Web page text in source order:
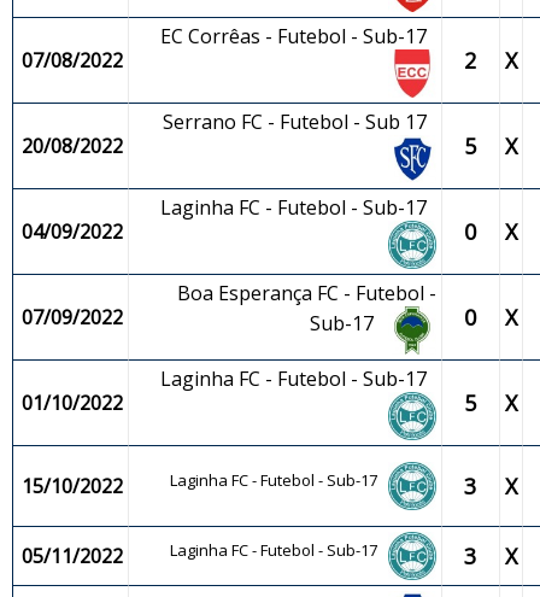
07/08/2022
EC Corrêas - Futebol - Sub-17
2 X
20/08/2022
Serrano FC - Futebol - Sub 17
5 X
04/09/2022
Laginha FC - Futebol - Sub-17
0 X
07/09/2022
Boa Esperança FC - Futebol -
Sub-17
0 X
01/10/2022
Laginha FC - Futebol - Sub-17
5 X
15/10/2022 Laginha FC - Futebol - Sub-17 3 X
05/11/2022 Laginha FC - Futebol - Sub-17 3 X